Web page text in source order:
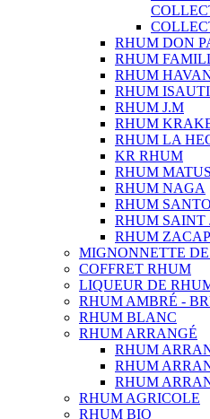
RHUM DON
RHUM
RHUM
RHUM
RHUM J.M
RHUM
RHUM LA
KR RHUM
RHUM
RHUM NAGA
RHUM
RHUM SAINT
RHUM
MIGNONNETTE
COFFRET RHUM
LIQUEUR DE
RHUM AMBRÉ -
RHUM BLANC
RHUM ARRANGÉ
RHUM
RHUM
RHUM
RHUM AGRICOLE
RHUM BIO